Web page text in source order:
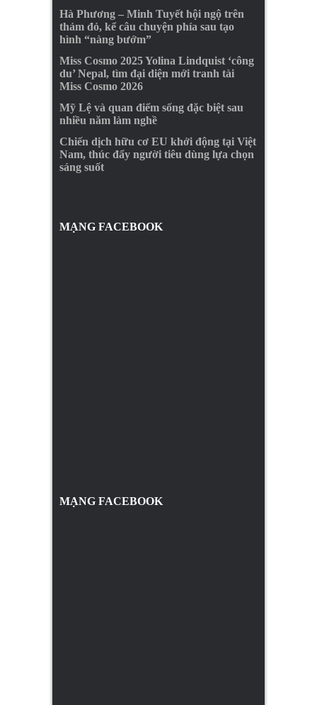
Hà Phương – Minh Tuyết hội ngộ trên
thảm đỏ, kể câu chuyện phía sau tạo
hình “nàng bướm”
Miss Cosmo 2025 Yolina Lindquist ‘công
du’ Nepal, tìm đại diện mới tranh tài
Miss Cosmo 2026
Mỹ Lệ và quan điểm sống đặc biệt sau
nhiều năm làm nghề
Chiến dịch hữu cơ EU khởi động tại Việt
Nam, thúc đẩy người tiêu dùng lựa chọn
sáng suốt
MẠNG FACEBOOK
MẠNG FACEBOOK